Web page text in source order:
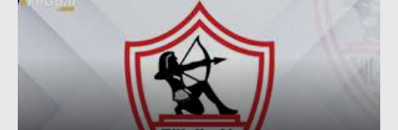
أقسام خاصة
ميركاتو